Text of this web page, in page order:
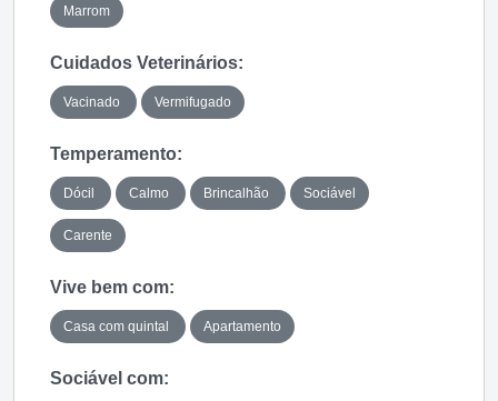
Marrom
Cuidados Veterinários:
Vacinado Vermifugado
Temperamento:
Dócil Calmo Brincalhão Sociável
Carente
Vive bem com:
Casa com quintal Apartamento
Sociável com: